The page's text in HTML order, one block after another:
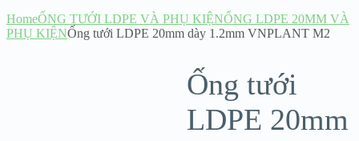
HomeỐNG TƯỚI LDPE VÀ PHỤ KIỆNỐNG LDPE 20MM VÀ
PHỤ KIỆNỐng tưới LDPE 20mm dày 1.2mm VNPLANT M2
Ống tưới
LDPE 20mm